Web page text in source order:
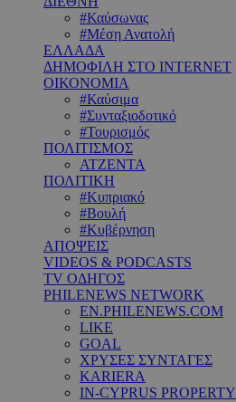
#Καύσωνας
#Μέση Ανατολή
ΕΛΛΑΔΑ
ΔΗΜΟΦΙΛΗ ΣΤΟ INTERNET
ΟΙΚΟΝΟΜΙΑ
#Καύσιμα
#Συνταξιοδοτικό
#Τουρισμός
ΠΟΛΙΤΙΣΜΟΣ
ΑΤΖΕΝΤΑ
ΠΟΛΙΤΙΚΗ
#Κυπριακό
#Βουλή
#Κυβέρνηση
ΑΠΟΨΕΙΣ
VIDEOS & PODCASTS
TV ΟΔΗΓΟΣ
PHILENEWS NETWORK
EN.PHILENEWS.COM
LIKE
GOAL
ΧΡΥΣΕΣ ΣΥΝΤΑΓΕΣ
KARIERA
IN-CYPRUS PROPERTY